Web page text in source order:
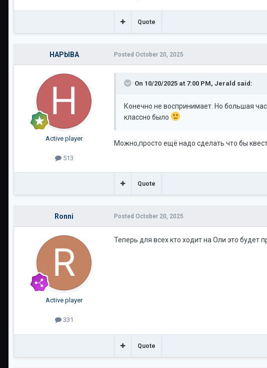
Quote
HAPbIBA
Active player
513
Posted October 20, 2025
On 10/20/2025 at 7:00 PM, Jerald said:
Конечно не воспринимает. Но большая
классно было
Можно,просто ещё надо сделать что бы
Quote
Ronni
Active player
331
Posted October 20, 2025
Теперь для всех кто ходит на Оли это будет
Quote